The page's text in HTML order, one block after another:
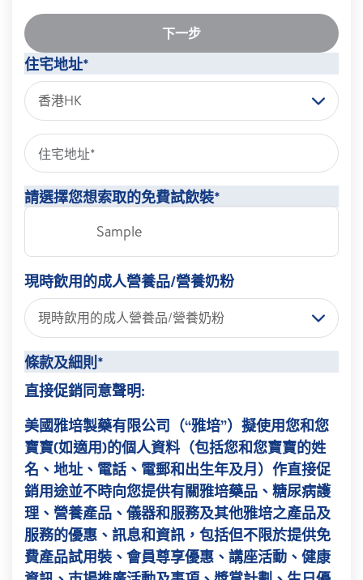
下一步
住宅地址*
香港HK
請選擇您想索取的免費試飲裝*
Sample
現時飲用的成人營養品/營養奶粉
現時飲用的成人營養品/營養奶粉
條款及細則*
直接促銷同意聲明:
美國雅培製藥有限公司（“雅培”）擬使用您和您
寶寶(如適用)的個人資料（包括您和您寶寶的姓
名、地址、電話、電郵和出生年及月）作直接促
銷用途並不時向您提供有關雅培藥品、糖尿病護
理、營養產品、儀器和服務及其他雅培之產品及
服務的優惠、訊息和資訊，包括但不限於提供免
費產品試用裝、會員尊享優惠、講座活動、健康